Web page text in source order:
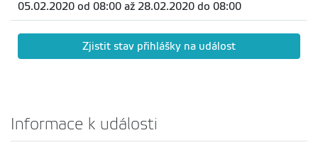
05.02.2020 od 08:00 až 28.02.2020 do 08:00
Zjistit stav přihlášky na událost
Informace k události